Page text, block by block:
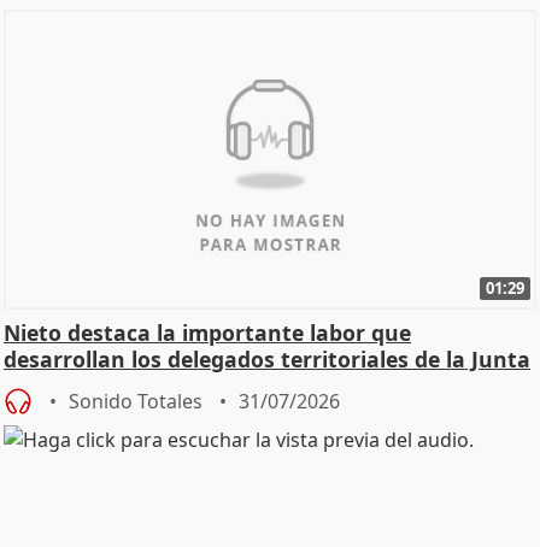
01:29
Nieto destaca la importante labor que
desarrollan los delegados territoriales de la Junta
Sonido Totales 31/07/2026